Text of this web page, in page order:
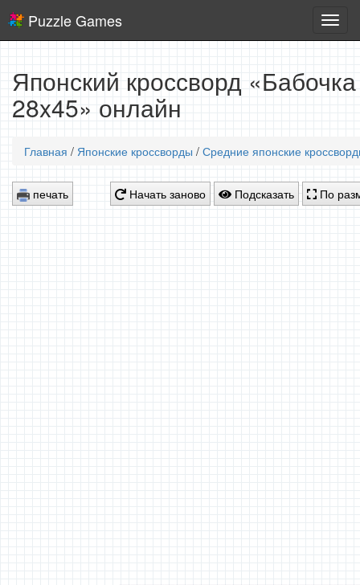
игры
Puzzle Games
Японский кроссворд
28x45» онлайн
Главная / Японские кроссворды / Средние японские
печать Начать заново Подсказать По